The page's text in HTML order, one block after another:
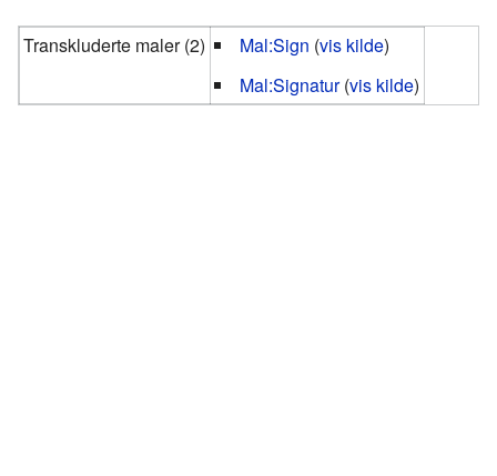
Transkluderte maler (2) Mal:Sign (vis kilde)
Mal:Signatur(vis kilde)